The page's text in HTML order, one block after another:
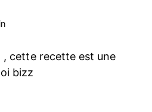
, cette recette est une
bizz